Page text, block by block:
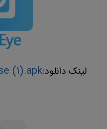
لینک دانلود:(1).apk